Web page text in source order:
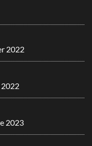
2022
2023